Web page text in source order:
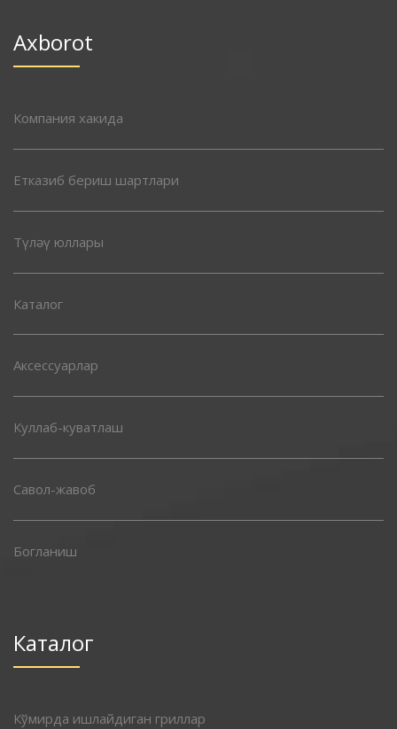
Axborot
Компания хакида
Етказиб бериш шартлари
Түләү юллары
Каталог
Аксессуарлар
Куллаб-куватлаш
Савол-жавоб
Богланиш
Каталог
Кўмирда ишлайдиган гриллар